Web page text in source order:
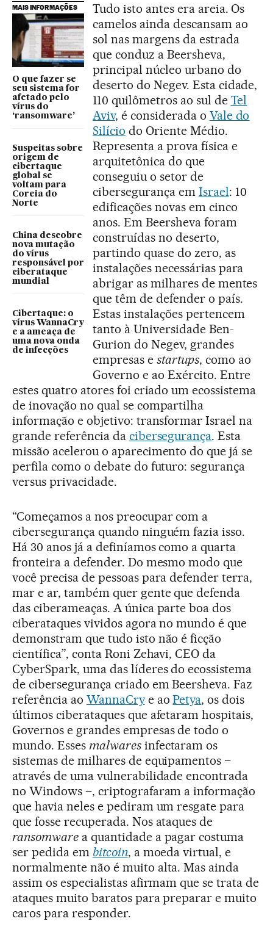
MAIS INFORMAÇÕES
O que fazer se
seu sistema for
afetado pelo
vírus do
‘ransomware’
Suspeitas sobre
origem de
cibertaque
global se
voltam para
Coreia do
Norte
China descobre
nova mutação
do vírus
responsável por
ciberataque
mundial
Cibertaque: o
vírus WannaCry
e a ameaça de
uma nova onda
de infecções
Tudo isto antes era areia. Os
camelos ainda descansam ao
sol nas margens da estrada
que conduz a Beersheva,
principal núcleo urbano do
deserto do Negev. Esta cidade,
110 quilômetros ao sul de Tel
Aviv, é considerada o Vale do
Silício do Oriente Médio.
Representa a prova física e
arquitetônica do que
conseguiu o setor de
cibersegurança em Israel: 10
edificações novas em cinco
anos. Em Beersheva foram
construídas no deserto,
partindo quase do zero, as
instalações necessárias para
abrigar as milhares de mentes
que têm de defender o país.
Estas instalações pertencem
tanto à Universidade Ben-
Gurion do Negev, grandes
empresas e startups, como ao
Governo e ao Exército. Entre
estes quatro atores foi criado um ecossistema
de inovação no qual se compartilha
informação e objetivo: transformar Israel na
grande referência da cibersegurança. Esta
missão acelerou o aparecimento do que já se
perfila como o debate do futuro: segurança
versus privacidade.
“Começamos a nos preocupar com a
cibersegurança quando ninguém fazia isso.
Há 30 anos já a definíamos como a quarta
fronteira a defender. Do mesmo modo que
você precisa de pessoas para defender terra,
mar e ar, também quer gente que defenda
das ciberameaças. A única parte boa dos
ciberataques vividos agora no mundo é que
demonstram que tudo isto não é ficção
científica”, conta Roni Zehavi, CEO da
CyberSpark, uma das líderes do ecossistema
de cibersegurança criado em Beersheva. Faz
referência ao WannaCrye aoPetya, os dois
últimos ciberataques que afetaram hospitais,
Governos e grandes empresas de todo o
mundo. Esses malwaresinfectaram os
sistemas de milhares de equipamentos –
através de uma vulnerabilidade encontrada
no Windows –, criptografaram a informação
que havia neles e pediram um resgate para
que fosse recuperada. Nos ataques de
ransomwarea quantidade a pagar costuma
ser pedida em bitcoin, a moeda virtual, e
normalmente não é muito alta. Mas ainda
assim os especialistas afirmam que se trata de
ataques muito baratos para preparar e muito
caros para responder.